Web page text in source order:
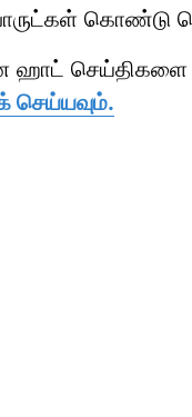
கொண்டு
ஹாட் செய்திகளை
செய்யவும்.